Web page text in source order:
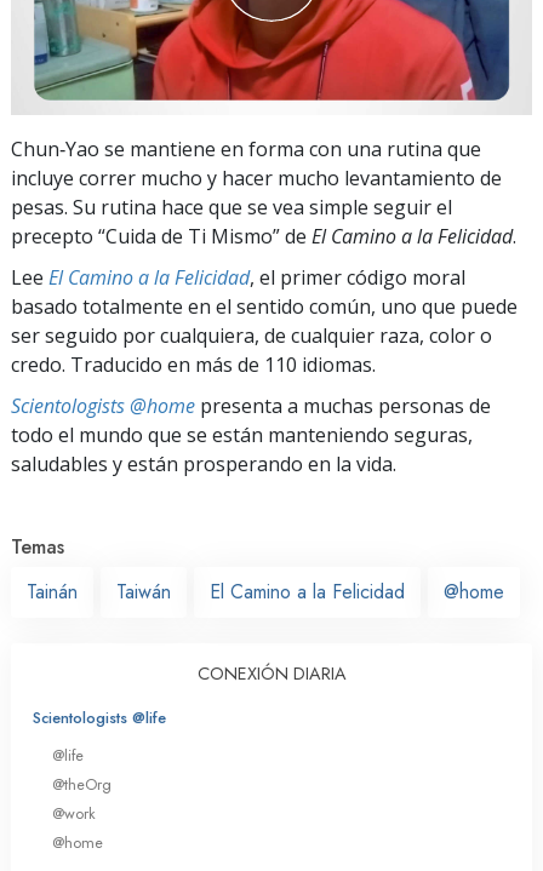
Chun‑Yao se mantiene en forma con una rutina que
incluye correr mucho y hacer mucho levantamiento de
pesas. Su rutina hace que se vea simple seguir el
precepto “Cuida de Ti Mismo” de El Camino a la Felicidad.
Lee El Camino a la Felicidad, el primer código moral
basado totalmente en el sentido común, uno que puede
ser seguido por cualquiera, de cualquier raza, color o
credo. Traducido en más de 110 idiomas.
Scientologists @home presenta a muchas personas de
todo el mundo que se están manteniendo seguras,
saludables y están prosperando en la vida.
Temas
Tainán
Taiwán El Camino a la Felicidad @home
CONEXIÓN DIARIA
Scientologists @life
@life
@theOrg
@work
@home